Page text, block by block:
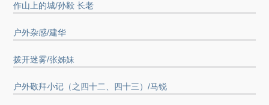
作山上的城/孙毅 长老
户外杂感/建华
拨开迷雾/张姊妹
户外敬拜小记（之四十二、四十三）/马锐